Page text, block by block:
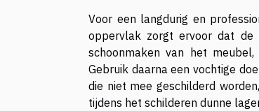
Voor een langdurig en
oppervlak zorgt ervoor dat de
schoonmaken van het
Gebruik daarna een vochtige
die niet mee geschilderd
tijdens het schilderen dunne